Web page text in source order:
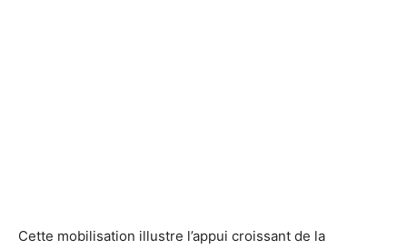
Cette mobilisation illustre l’appui croissant de la